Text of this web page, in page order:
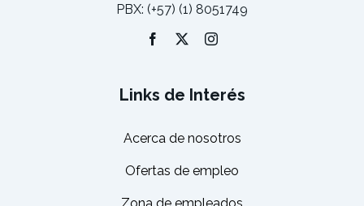
PBX: (+57) (1) 8051749
Links de Interés
Acerca de nosotros
Ofertas de empleo